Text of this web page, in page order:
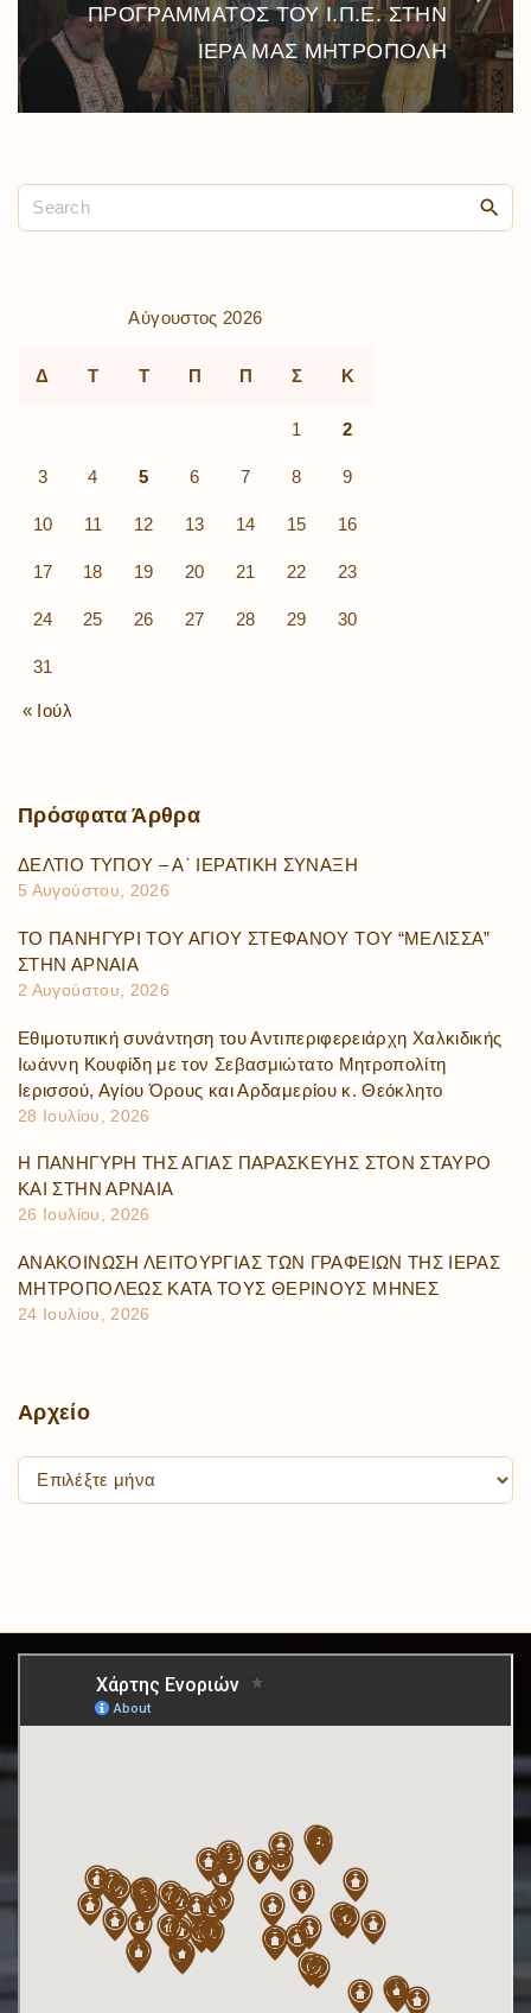
ΠΡΟΓΡΑΜΜΑΤΟΣ ΤΟΥ Ι.Π.Ε. ΣΤΗΝ
ΙΕΡΑ ΜΑΣ ΜΗΤΡΟΠΟΛΗ
Αύγουστος 2026
Δ Τ Τ Π Π Σ Κ
1 2
3 4 5 6 7 8 9
10 11 12 13 14 15 16
17 18 19 20 21 22 23
24 25 26 27 28 29 30
31
« Ιούλ
Πρόσφατα Άρθρα
ΔΕΛΤΙΟ ΤΥΠΟΥ – Α΄ ΙΕΡΑΤΙΚΗ ΣΥΝΑΞΗ
5 Αυγούστου, 2026
ΤΟ ΠΑΝΗΓΥΡΙ ΤΟΥ ΑΓΙΟΥ ΣΤΕΦΑΝΟΥ ΤΟΥ “ΜΕΛΙΣΣΑ”
ΣΤΗΝ ΑΡΝΑΙΑ
2 Αυγούστου, 2026
Εθιμοτυπική συνάντηση του Αντιπεριφερειάρχη Χαλκιδικής
Ιωάννη Κουφίδη με τον Σεβασμιώτατο Μητροπολίτη
Ιερισσού, Αγίου Όρους και Αρδαμερίου κ. Θεόκλητο
28 Ιουλίου, 2026
Η ΠΑΝΗΓΥΡΗ ΤΗΣ ΑΓΙΑΣ ΠΑΡΑΣΚΕΥΗΣ ΣΤΟΝ ΣΤΑΥΡΟ
ΚΑΙ ΣΤΗΝ ΑΡΝΑΙΑ
26 Ιουλίου, 2026
ΑΝΑΚΟΙΝΩΣΗ ΛΕΙΤΟΥΡΓΙΑΣ ΤΩΝ ΓΡΑΦΕΙΩΝ ΤΗΣ ΙΕΡΑΣ
ΜΗΤΡΟΠΟΛΕΩΣ ΚΑΤΑ ΤΟΥΣ ΘΕΡΙΝΟΥΣ ΜΗΝΕΣ
24 Ιουλίου, 2026
Αρχείο